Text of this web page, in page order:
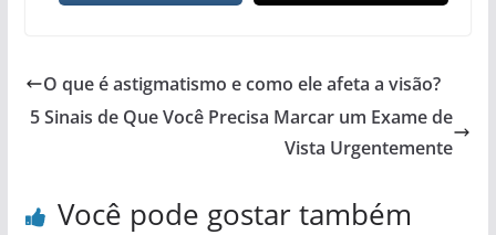
O que é astigmatismo e como ele afeta a visão?
5 Sinais de Que Você Precisa Marcar um Exame de
Vista Urgentemente
Você pode gostar também